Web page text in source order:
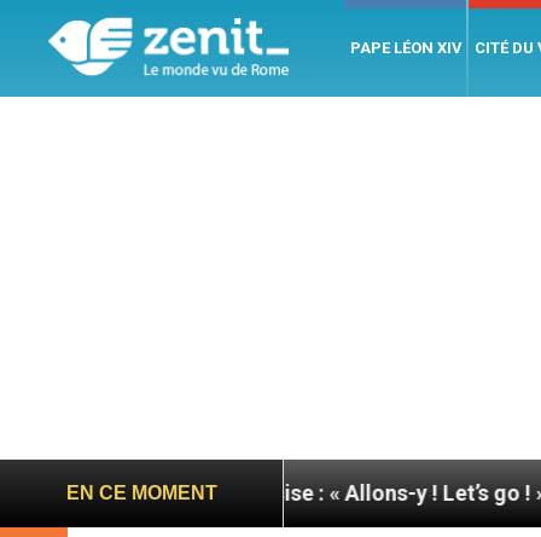
PAPE LÉON XIV CITÉ DU
EN CE MOMENT
du pape à Assise : « Allons-y ! Let’s go ! »